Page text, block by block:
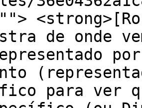
de onde
para ver